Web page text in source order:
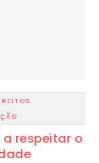
respeitar o